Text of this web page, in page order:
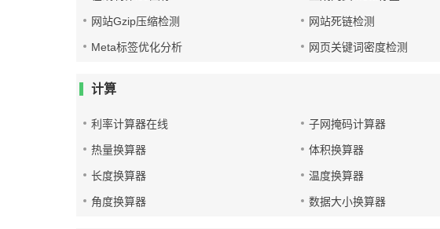
网站Gzip压缩检测 网站死链检测
Meta标签优化分析 网页关键词密度检测
计算
利率计算器在线 子网掩码计算器
热量换算器 体积换算器
长度换算器 温度换算器
角度换算器 数据大小换算器